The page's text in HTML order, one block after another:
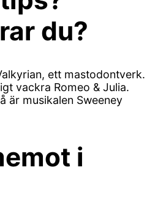
du?
ett mastodontverk.
vackra Romeo & Julia.
är musikalen Sweeney
i